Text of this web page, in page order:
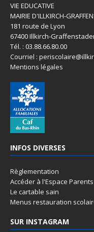
VIE EDUCATIVE
MAIRIE D'ILLKIRCH-
181 route de Lyon
67400 Illkirch-
Tél. : 03.88.66.80.00
Courriel :
Mentions légales
INFOS DIVERSES
Règlementation
Accéder à l'Espace Parents
Le cartable sain
Menus restauration
SUR INSTAGRAM